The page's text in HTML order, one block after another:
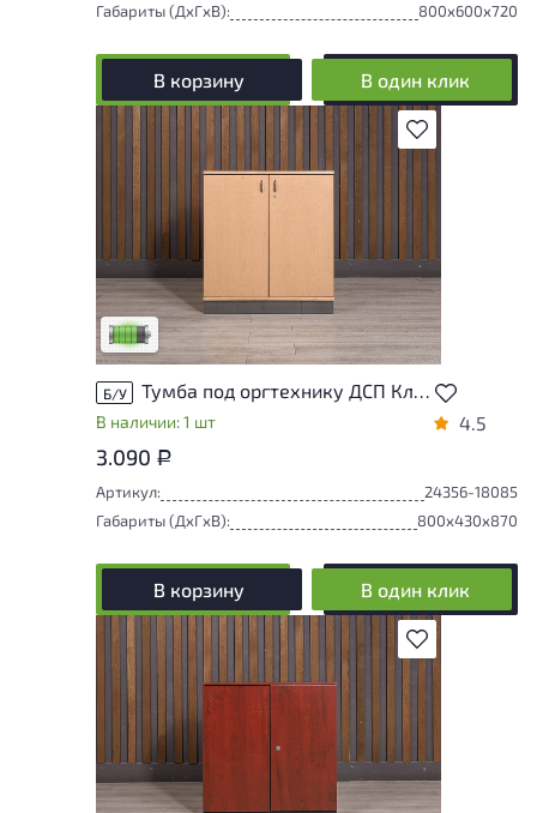
Габариты (ДxГxВ):
800x600x720
В корзину В один клик
В избранное
У товара присутствуют незначительные
следы эксплуатации, не влияющие на
удобство его использования
Низкая степень износа
Б/У Тумба под оргтехнику ДСП Клен Россия
В наличии: 1 шт 4.5
3.090 Р
Артикул:
24356-18085
Габариты (ДxГxВ):
800x430x870
В корзину В один клик
В избранное
У товара присутствуют незначительные
следы эксплуатации, не влияющие на
удобство его использования